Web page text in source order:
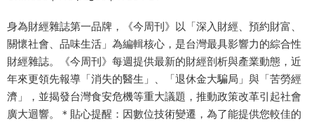
身為財經雜誌第一品牌，《今周刊》以「深入財經、預約財富、
關懷社會、品味生活」為編輯核心，是台灣最具影響力的綜合性
財經雜誌。《今周刊》每週提供最新的財經剖析與產業動態，近
年來更領先報導「消失的醫生」、「退休金大騙局」與「苦勞經
濟」，並揭發台灣食安危機等重大議題，推動政策改革引起社會
廣大迴響。＊貼心提醒：因數位技術變遷，為了能提供您較佳的